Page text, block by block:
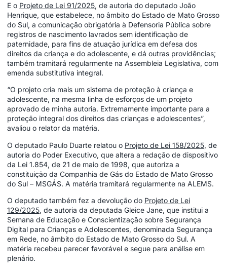
E o Projeto de Lei 91/2025, de autoria do deputado João
Henrique, que estabelece, no âmbito do Estado de Mato Grosso
do Sul, a comunicação obrigatória à Defensoria Pública sobre
registros de nascimento lavrados sem identificação de
paternidade, para fins de atuação jurídica em defesa dos
direitos da criança e do adolescente, e dá outras providências;
também tramitará regularmente na Assembleia Legislativa, com
emenda substitutiva integral.
“O projeto cria mais um sistema de proteção à criança e
adolescente, na mesma linha de esforços de um projeto
aprovado de minha autoria. Extremamente importante para a
proteção integral dos direitos das crianças e adolescentes”,
avaliou o relator da matéria.
O deputado Paulo Duarte relatou o Projeto de Lei 158/2025, de
autoria do Poder Executivo, que altera a redação de dispositivo
da Lei 1.854, de 21 de maio de 1998, que autoriza a
constituição da Companhia de Gás do Estado de Mato Grosso
do Sul – MSGÁS. A matéria tramitará regularmente na ALEMS.
O deputado também fez a devolução do Projeto de Lei
129/2025, de autoria da deputada Gleice Jane, que institui a
Semana de Educação e Conscientização sobre Segurança
Digital para Crianças e Adolescentes, denominada Segurança
em Rede, no âmbito do Estado de Mato Grosso do Sul. A
matéria recebeu parecer favorável e segue para análise em
plenário.